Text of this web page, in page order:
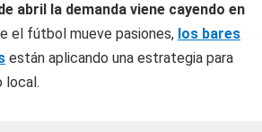
abril la demanda viene cayendo en
el fútbol mueve pasiones, los bares
están aplicando una estrategia para
local.